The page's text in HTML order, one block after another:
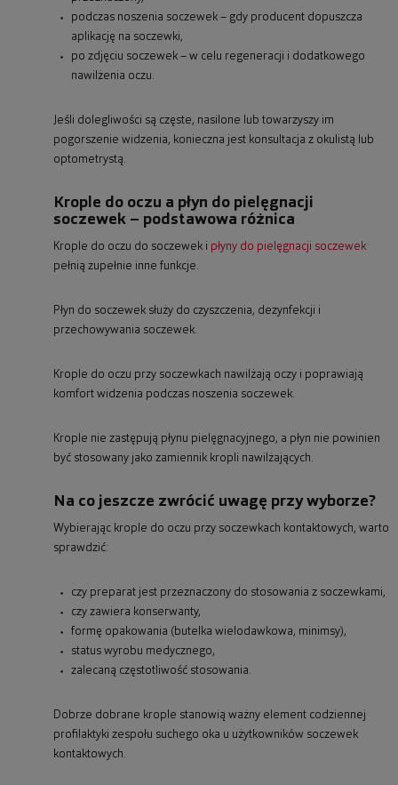
podczas noszenia soczewek – gdy producent dopuszcza
aplikację na soczewki,
po zdjęciu soczewek – w celu regeneracji i dodatkowego
nawilżenia oczu.
Jeśli dolegliwości są częste, nasilone lub towarzyszy im
pogorszenie widzenia, konieczna jest konsultacja z okulistą lub
optometrystą.
Krople do oczu a płyn do pielęgnacji
soczewek – podstawowa różnica
Krople do oczu do soczewek i płyny do pielęgnacji soczewek
pełnią zupełnie inne funkcje.
Płyn do soczewek służy do czyszczenia, dezynfekcji i
przechowywania soczewek.
Krople do oczu przy soczewkach nawilżają oczy i poprawiają
komfort widzenia podczas noszenia soczewek.
Krople nie zastępują płynu pielęgnacyjnego, a płyn nie powinien
być stosowany jako zamiennik kropli nawilżających.
Na co jeszcze zwrócić uwagę przy wyborze?
Wybierając krople do oczu przy soczewkach kontaktowych, warto
sprawdzić:
czy preparat jest przeznaczony do stosowania z soczewkami,
czy zawiera konserwanty,
formę opakowania (butelka wielodawkowa, minimsy),
status wyrobu medycznego,
zalecaną częstotliwość stosowania.
Dobrze dobrane krople stanowią ważny element codziennej
profilaktyki zespołu suchego oka u użytkowników soczewek
kontaktowych.